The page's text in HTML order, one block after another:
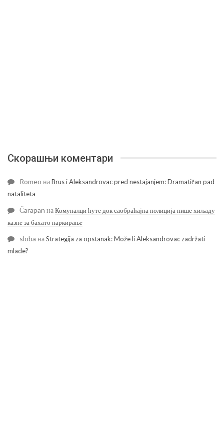
Скорашњи коментари
Romeo наBrus i Aleksandrovac pred nestajanjem: Dramatičan pad
nataliteta
Čarapan наКомуналци ћуте док саобраћајна полиција пише хиљаду
казне за бахато паркирање
sloba наStrategija za opstanak: Može li Aleksandrovac zadržati
mlade?